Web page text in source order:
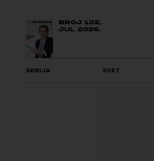
BROJ 132,
JUL 2026.
SRBIJA SVET